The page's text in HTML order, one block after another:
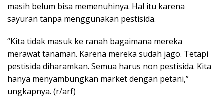
masih belum bisa memenuhinya. Hal itu karena
sayuran tanpa menggunakan pestisida.
“Kita tidak masuk ke ranah bagaimana mereka
merawat tanaman. Karena mereka sudah jago. Tetapi
pestisida diharamkan. Semua harus non pestisida. Kita
hanya menyambungkan market dengan petani,”
ungkapnya. (r/arf)